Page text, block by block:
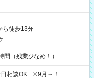
ら徒歩13分
（残業少なめ！）
相談OK ※9月～！